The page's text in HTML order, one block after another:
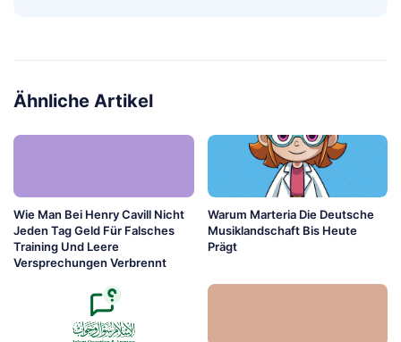
Ähnliche Artikel
Wie Man Bei Henry Cavill Nicht
Jeden Tag Geld Für Falsches
Training Und Leere
Versprechungen Verbrennt
Warum Marteria Die Deutsche
Musiklandschaft Bis Heute
Prägt